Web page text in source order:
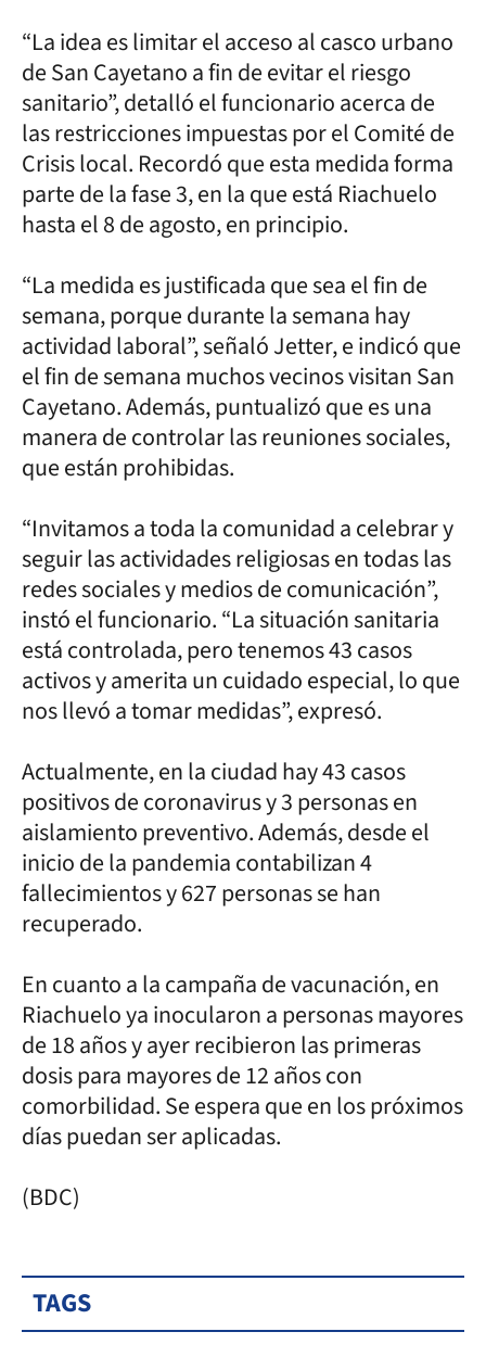
“La idea es limitar el acceso al casco urbano
de San Cayetano a fin de evitar el riesgo
sanitario”, detalló el funcionario acerca de
las restricciones impuestas por el Comité de
Crisis local. Recordó que esta medida forma
parte de la fase 3, en la que está Riachuelo
hasta el 8 de agosto, en principio.
“La medida es justificada que sea el fin de
semana, porque durante la semana hay
actividad laboral”, señaló Jetter, e indicó que
el fin de semana muchos vecinos visitan San
Cayetano. Además, puntualizó que es una
manera de controlar las reuniones sociales,
que están prohibidas.
“Invitamos a toda la comunidad a celebrar y
seguir las actividades religiosas en todas las
redes sociales y medios de comunicación”,
instó el funcionario. “La situación sanitaria
está controlada, pero tenemos 43 casos
activos y amerita un cuidado especial, lo que
nos llevó a tomar medidas”, expresó.
Actualmente, en la ciudad hay 43 casos
positivos de coronavirus y 3 personas en
aislamiento preventivo. Además, desde el
inicio de la pandemia contabilizan 4
fallecimientos y 627 personas se han
recuperado.
En cuanto a la campaña de vacunación, en
Riachuelo ya inocularon a personas mayores
de 18 años y ayer recibieron las primeras
dosis para mayores de 12 años con
comorbilidad. Se espera que en los próximos
días puedan ser aplicadas.
(BDC)
TAGS